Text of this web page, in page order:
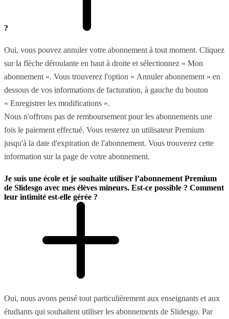
?
Oui, vous pouvez annuler votre abonnement à tout moment. Cliquez
sur la flèche déroulante en haut à droite et sélectionnez « Mon
abonnement ». Vous trouverez l'option « Annuler abonnement » en
dessous de vos informations de facturation, à gauche du bouton
« Enregistrer les modifications ».
Nous n'offrons pas de remboursement pour les abonnements une
fois le paiement effectué. Vous resterez un utilisateur Premium
jusqu'à la date d'expiration de l'abonnement. Vous trouverez cette
information sur la page de votre abonnement.
Je suis une école et je souhaite utiliser l’abonnement Premium
de Slidesgo avec mes élèves mineurs. Est-ce possible ? Comment
leur intimité est-elle gérée ?
Oui, nous avons pensé tout particulièrement aux enseignants et aux
étudiants qui souhaitent utiliser les abonnements de Slidesgo. Par